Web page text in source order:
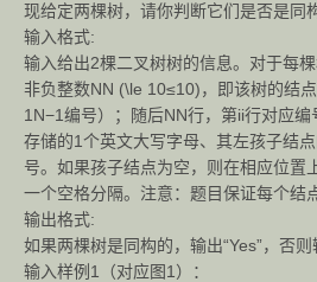
现给定两棵树，请你判断它们是否是同
输入格式:
输入给出2棵二叉树树的信息。对于每
非负整数NN (\le 10≤10)，即该树的结
1N−1编号）；随后NN行，第ii行对应
存储的1个英文大写字母、其左孩子结
号。如果孩子结点为空，则在相应位置
一个空格分隔。注意：题目保证每个结
输出格式:
如果两棵树是同构的，输出“Yes”，否则
输入样例1（对应图1）：